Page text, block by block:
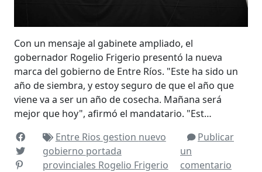
Con un mensaje al gabinete ampliado, el
gobernador Rogelio Frigerio presentó la nueva
marca del gobierno de Entre Ríos. "Este ha sido un
año de siembra, y estoy seguro de que el año que
viene va a ser un año de cosecha. Mañana será
mejor que hoy", afirmó el mandatario. "Est…
Entre Rios gestion nuevo
gobierno portada
provinciales Rogelio Frigerio
Publicar
un
comentario